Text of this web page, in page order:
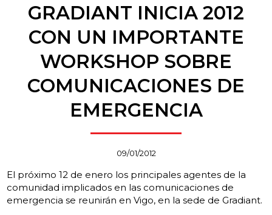
GRADIANT INICIA 2012
CON UN IMPORTANTE
WORKSHOP SOBRE
COMUNICACIONES DE
EMERGENCIA
09/01/2012
El próximo 12 de enero los principales agentes de la
comunidad implicados en las comunicaciones de
emergencia se reunirán en Vigo, en la sede de Gradiant.